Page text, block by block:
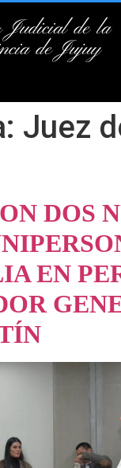
Judicial de la
de Jujuy
Juez
DOS
EN